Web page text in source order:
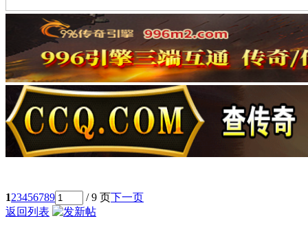
123456789 / 9 页下一页
返回列表